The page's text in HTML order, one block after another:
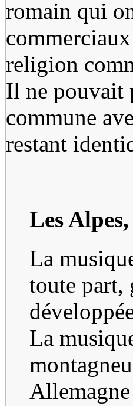
romain qui
religion
Il ne pouvait
commune
restant
Les
La
toute part,
La